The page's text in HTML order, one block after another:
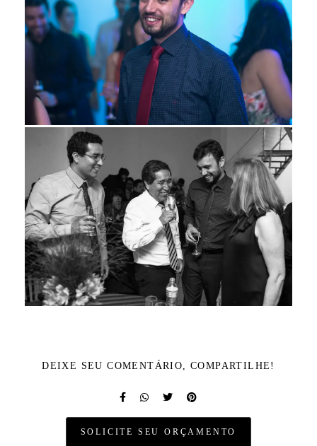
DEIXE SEU COMENTÁRIO, COMPARTILHE!
SOLICITE SEU ORÇAMENTO